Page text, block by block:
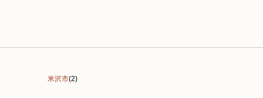
米沢市(2)